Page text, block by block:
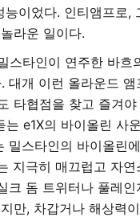
이었다. 인티앰프로
라운 일이다.
스타인이 연주한 바흐
대개 이런 올라운드
타협점을 찾고 즐겨
e1X의 바이올린 사
밀스타인의 바이올린
지극히 매끄럽고 자
크 돔 트위터나 풀레
만, 차갑거나 해상력